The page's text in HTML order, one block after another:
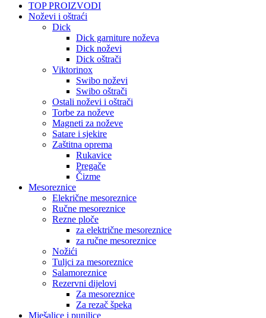
TOP PROIZVODI
Noževi i oštraći
Dick
Dick garniture noževa
Dick noževi
Dick oštrači
Viktorinox
Swibo noževi
Swibo oštrači
Ostali noževi i oštrači
Torbe za noževe
Magneti za noževe
Satare i sjekire
Zaštitna oprema
Rukavice
Pregače
Čizme
Mesoreznice
Elekrične mesoreznice
Ručne mesoreznice
Rezne ploče
za električne mesoreznice
za ručne mesoreznice
Nožići
Tuljci za mesoreznice
Salamoreznice
Rezervni dijelovi
Za mesoreznice
Za rezač špeka
Mješalice i punilice